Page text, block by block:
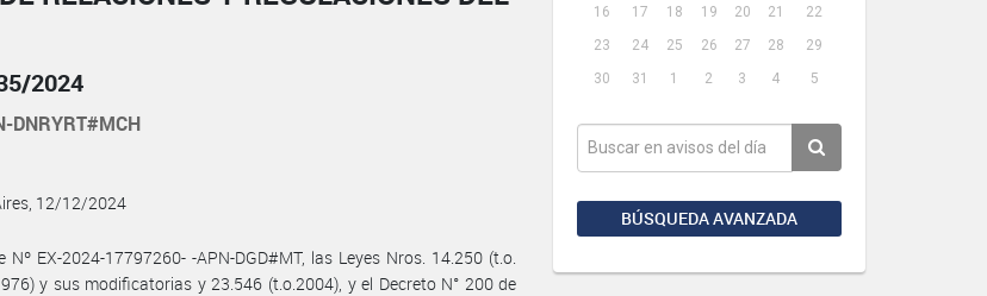
16
17 18 19 20 21
22
23
24 25 26 27 28
29
30
31 1 2 3 4 5
BÚSQUEDA AVANZADA
2024
DNRYRT#MCH
12/12/2024
Nº EX-2024-17797260- -APN-DGD#MT, las Leyes Nros. 14.250 (t.o.
y sus modificatorias y 23.546 (t.o.2004), y el Decreto N° 200 de